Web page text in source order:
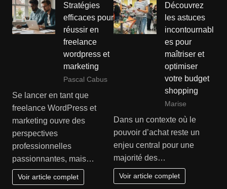
Stratégies
efficaces pour
réussir en
freelance
wordpress et
marketing
Pascal Cabus
Se lancer en tant que
freelance WordPress et
marketing ouvre des
perspectives
professionnelles
passionnantes, mais…
Voir article complet
Découvrez
les astuces
incontournabl
es pour
maîtriser et
optimiser
votre budget
shopping
Marise
Dans un contexte où le
pouvoir d’achat reste un
enjeu central pour une
majorité des…
Voir article complet